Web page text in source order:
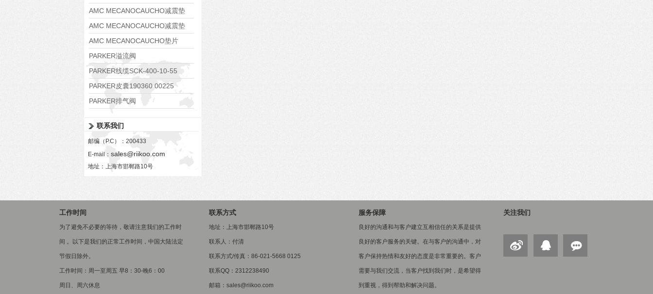
AMC MECANOCAUCHO减震垫
138552
AMC MECANOCAUCHO减震垫
138551
AMC MECANOCAUCHO垫片
608074
PARKER溢流阀
RE06M35W2N1KWXG087
PARKER线缆SCK-400-10-55
PARKER皮囊190360 00225
PARKER排气阀
联系我们
邮编（P.C）：200433
E-mail： sales@riikoo.com
地址：上海市邯郸路10号
工作时间
为了避免不必要的等待，敬请注意我们的工作时
间 。以下是我们的正常工作时间，中国大陆法定
节假日除外。
工作时间：周一至周五 早8：30-晚6：00
周日、周六休息
联系方式
地址：上海市邯郸路10号
联系人：付清
联系方式/传真：86-021-5668 0125
联系QQ：2312238490
邮箱：sales@riikoo.com
服务保障
良好的沟通和与客户建立互相信任的关系是提供
良好的客户服务的关键。在与客户的沟通中，对
客户保持热情和友好的态度是非常重要的。客户
需要与我们交流，当客户找到我们时，是希望得
到重视，得到帮助和解决问题。
关注我们